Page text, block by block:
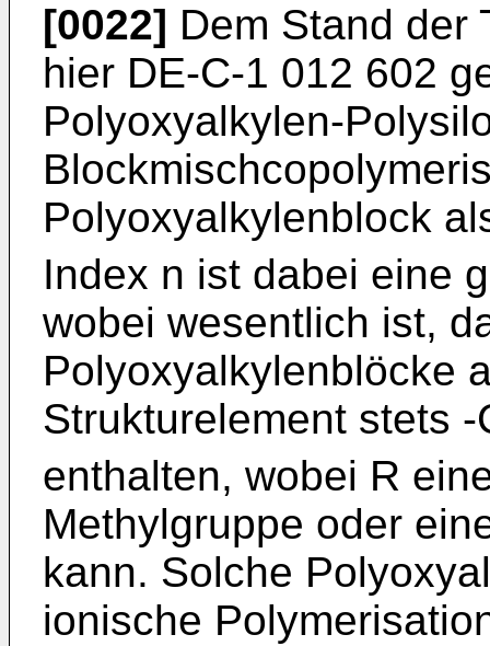
[0022] Dem Stand der
hier DE-C-1 012 602
Polyoxyalkylen-
Polyoxyalkylenblock
Index n ist dabei eine
wobei wesentlich ist,
Polyoxyalkylenblöcke
Strukturelement stets -
enthalten, wobei R
Methylgruppe oder
kann. Solche
ionische